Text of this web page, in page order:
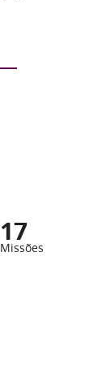
17
Missões